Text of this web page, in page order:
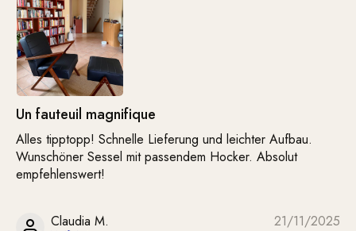
Un fauteuil magnifique
Alles tipptopp! Schnelle Lieferung und leichter Aufbau.
Wunschöner Sessel mit passendem Hocker. Absolut
empfehlenswert!
21/11/2025
Claudia M.